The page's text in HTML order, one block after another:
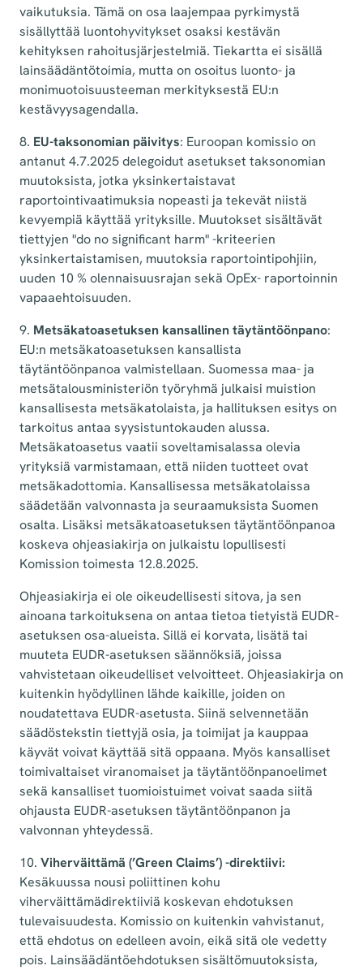
vaikutuksia. Tämä on osa laajempaa pyrkimystä
sisällyttää luontohyvitykset osaksi kestävän
kehityksen rahoitusjärjestelmiä. Tiekartta ei sisällä
lainsäädäntötoimia, mutta on osoitus luonto- ja
monimuotoisuusteeman merkityksestä EU:n
kestävyysagendalla.
8. EU-taksonomian päivitys: Euroopan komissio on
antanut 4.7.2025 delegoidut asetukset taksonomian
muutoksista, jotka yksinkertaistavat
raportointivaatimuksia nopeasti ja tekevät niistä
kevyempiä käyttää yrityksille. Muutokset sisältävät
tiettyjen "do no significant harm" -kriteerien
yksinkertaistamisen, muutoksia raportointipohjiin,
uuden 10 % olennaisuusrajan sekä OpEx- raportoinnin
vapaaehtoisuuden.
9. Metsäkatoasetuksen kansallinen täytäntöönpano:
EU:n metsäkatoasetuksen kansallista
täytäntöönpanoa valmistellaan. Suomessa maa- ja
metsätalousministeriön työryhmä julkaisi muistion
kansallisesta metsäkatolaista, ja hallituksen esitys on
tarkoitus antaa syysistuntokauden alussa.
Metsäkatoasetus vaatii soveltamisalassa olevia
yrityksiä varmistamaan, että niiden tuotteet ovat
metsäkadottomia. Kansallisessa metsäkatolaissa
säädetään valvonnasta ja seuraamuksista Suomen
osalta. Lisäksi metsäkatoasetuksen täytäntöönpanoa
koskeva ohjeasiakirja on julkaistu lopullisesti
Komission toimesta 12.8.2025.
Ohjeasiakirja ei ole oikeudellisesti sitova, ja sen
ainoana tarkoituksena on antaa tietoa tietyistä EUDR-
asetuksen osa-alueista. Sillä ei korvata, lisätä tai
muuteta EUDR-asetuksen säännöksiä, joissa
vahvistetaan oikeudelliset velvoitteet. Ohjeasiakirja on
kuitenkin hyödyllinen lähde kaikille, joiden on
noudatettava EUDR-asetusta. Siinä selvennetään
säädöstekstin tiettyjä osia, ja toimijat ja kauppaa
käyvät voivat käyttää sitä oppaana. Myös kansalliset
toimivaltaiset viranomaiset ja täytäntöönpanoelimet
sekä kansalliset tuomioistuimet voivat saada siitä
ohjausta EUDR-asetuksen täytäntöönpanon ja
valvonnan yhteydessä.
10. Viherväittämä (’Green Claims’) -direktiivi:
Kesäkuussa nousi poliittinen kohu
viherväittämädirektiiviä koskevan ehdotuksen
tulevaisuudesta. Komissio on kuitenkin vahvistanut,
että ehdotus on edelleen avoin, eikä sitä ole vedetty
pois. Lainsäädäntöehdotuksen sisältömuutoksista,